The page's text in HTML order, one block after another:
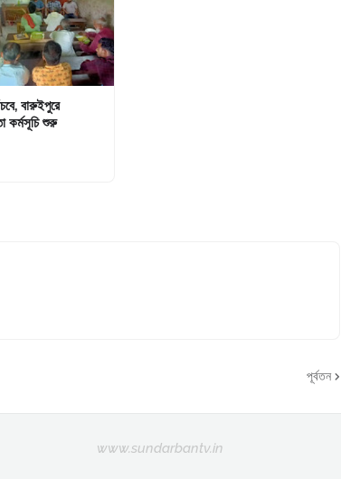
বারুইপুরে
কর্মসূচি শুরু
পূর্বতন
www.sundarbantv.in